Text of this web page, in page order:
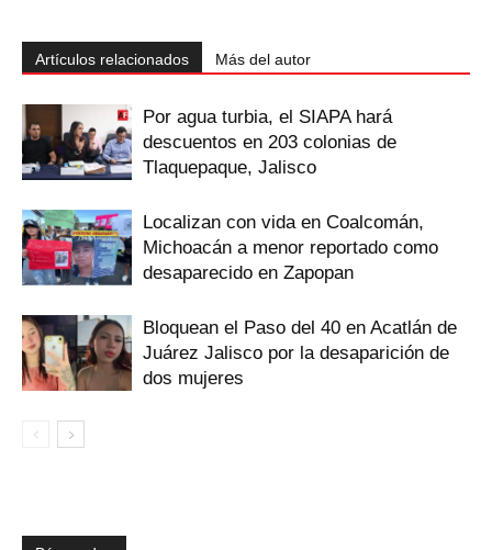
Artículos relacionados Más del autor
Por agua turbia, el SIAPA hará
descuentos en 203 colonias de
Tlaquepaque, Jalisco
Localizan con vida en Coalcomán,
Michoacán a menor reportado como
desaparecido en Zapopan
Bloquean el Paso del 40 en Acatlán de
Juárez Jalisco por la desaparición de
dos mujeres